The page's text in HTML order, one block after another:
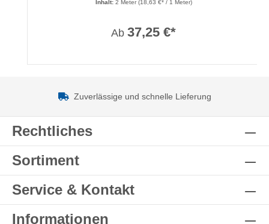
Inhalt: 2 Meter (18,63 €* / 1 Meter)
Ab 37,25 €*
Zuverlässige und schnelle Lieferung
Rechtliches
Sortiment
Service & Kontakt
Informationen